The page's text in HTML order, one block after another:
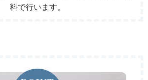
料で行います。